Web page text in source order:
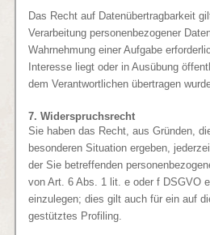
Das Recht auf Datenübertragbarkeit
Verarbeitung personenbezogener
Wahrnehmung einer Aufgabe
Interesse liegt oder in Ausübung
dem Verantwortlichen übertragen
7. Widerspruchsrecht
Sie haben das Recht, aus Gründen,
besonderen Situation ergeben,
der Sie betreffenden
von Art. 6 Abs. 1 lit. e oder f DSGVO
einzulegen; dies gilt auch für ein auf
gestütztes Profiling.